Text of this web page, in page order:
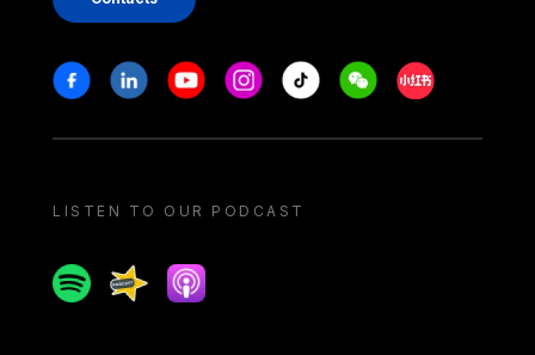
Stay in touch
FacebookLinkedinYoutubeInstagram
Tiktok WeechatXiaohongshu/
LISTEN TO OUR PODCAST
SpotifySpreakerApple podcast